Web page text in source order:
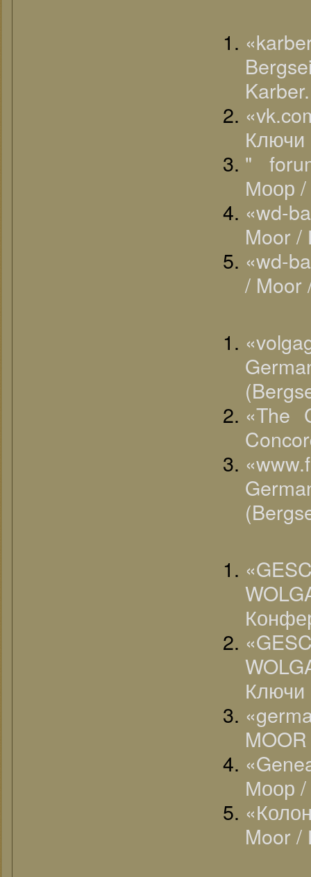
Karber.
"
Моор /
«wd-
Moor
«wd-
/ Moor
«The
Моор /
Moor /